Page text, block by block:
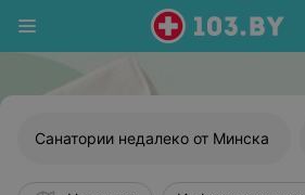
Санатории недалеко от Минска